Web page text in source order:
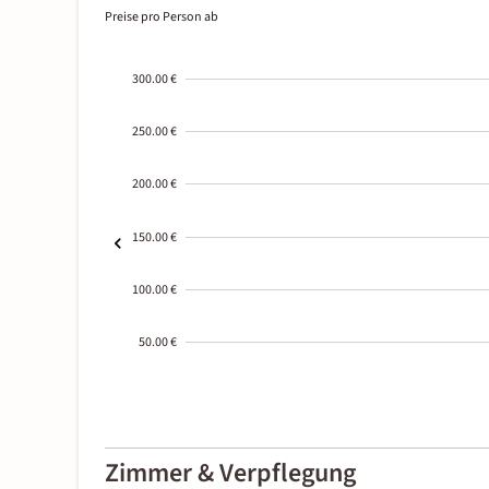
Preise pro Person ab
300.00 €
250.00 €
200.00 €
150.00 €
100.00 €
50.00 €
01-02
Zimmer & Verpflegung